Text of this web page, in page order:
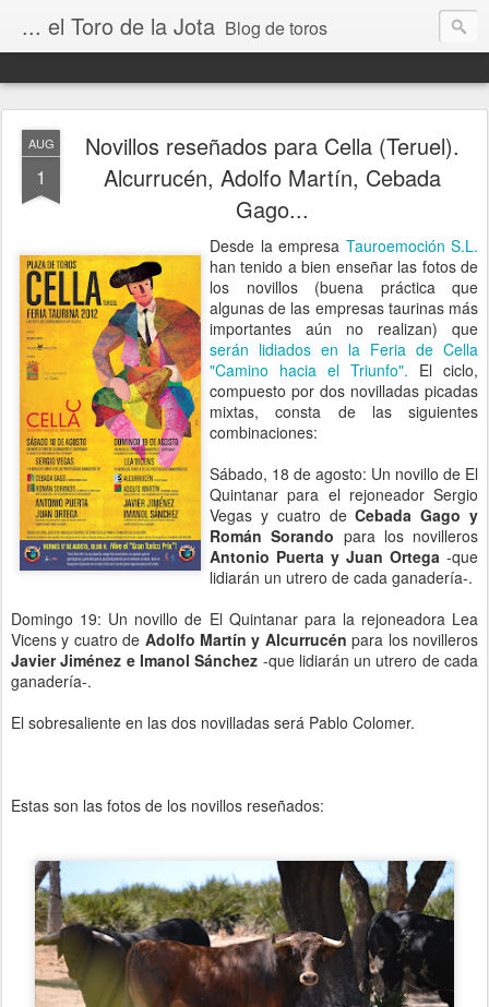
... el Toro de la Jota Blog de toros
AUG
1
Novillos reseñados para Cella (Teruel).
Alcurrucén, Adolfo Martín, Cebada
Gago...
Desde la empresa Tauroemoción S.L.
han tenido a bien enseñar las fotos de
los novillos (buena práctica que
algunas de las empresas taurinas más
importantes aún no realizan) que
serán lidiados en la Feria de Cella
"Camino hacia el Triunfo". El ciclo,
compuesto por dos novilladas picadas
mixtas, consta de las siguientes
combinaciones:
Sábado, 18 de agosto: Un novillo de El
Quintanar para el rejoneador Sergio
Vegas y cuatro deCebada Gago y
Román Sorando para los novilleros
Antonio Puerta y Juan Ortega -que
lidiarán un utrero de cada ganadería-.
Domingo 19: Un novillo de El Quintanar para la rejoneadora Lea
Vicens y cuatro de Adolfo Martín y Alcurrucén para los novilleros
Javier Jiménez e Imanol Sánchez -que lidiarán un utrero de cada
ganadería-.
El sobresaliente en las dos novilladas será Pablo Colomer.
Estas son las fotos de los novillos reseñados: